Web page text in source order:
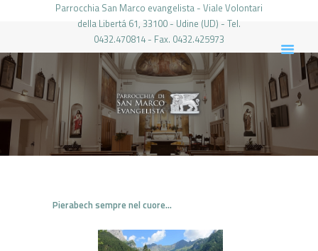
Parrocchia San Marco evangelista - Viale Volontari
della Libertá 61, 33100 - Udine (UD) - Tel.
0432.470814 - Fax. 0432.425973
PARROCCHIA DI SAN MARCO UDINE
HOME
LA PARROCCHIA
IL PARROCO
LE ATTIVITÀ
PIERABECH
CONTATTI
Pierabech sempre nel cuore…